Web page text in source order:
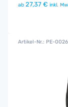
ab 27,37 € inkl.
Artikel-Nr.: PE-